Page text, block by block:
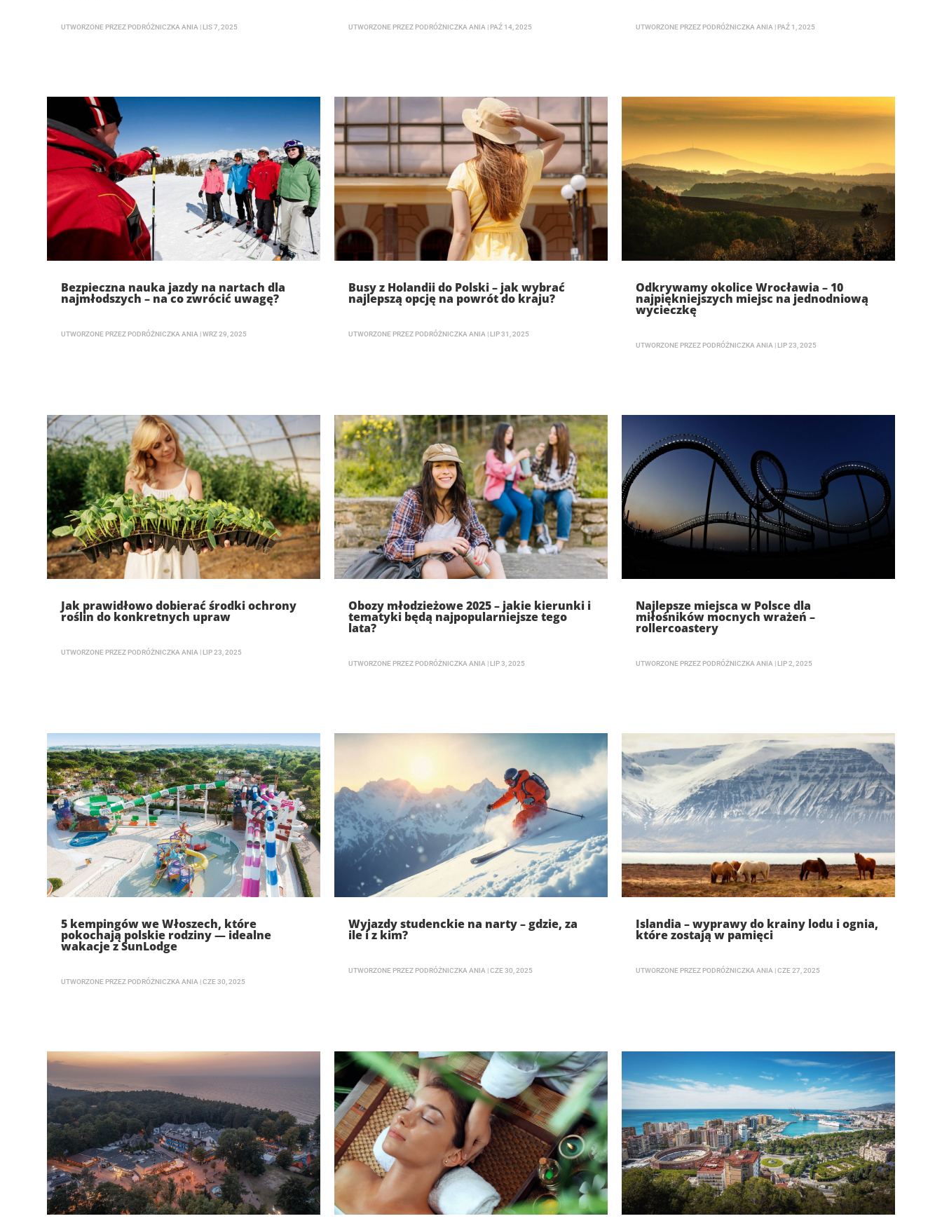
UTWORZONE PRZEZ PODRÓŻNICZKA ANIA | LIS 7, 2025 UTWORZONE PRZEZ PODRÓŻNICZKA ANIA | PAŹ 14, 2025 UTWORZONE PRZEZ PODRÓŻNICZKA ANIA | PAŹ 1, 2025
Bezpieczna nauka jazdy na nartach dla
najmłodszych – na co zwrócić uwagę?
UTWORZONE PRZEZ PODRÓŻNICZKA ANIA |WRZ 29, 2025
Busy z Holandii do Polski – jak wybrać
najlepszą opcję na powrót do kraju?
UTWORZONE PRZEZ PODRÓŻNICZKA ANIA | LIP 31, 2025
Odkrywamy okolice Wrocławia – 10
najpiękniejszych miejsc na jednodniową
wycieczkę
UTWORZONE PRZEZ PODRÓŻNICZKA ANIA | LIP 23, 2025
Jak prawidłowo dobierać środki ochrony
roślin do konkretnych upraw
UTWORZONE PRZEZ PODRÓŻNICZKA ANIA | LIP 23, 2025
Obozy młodzieżowe 2025 – jakie kierunki i
tematyki będą najpopularniejsze tego
lata?
UTWORZONE PRZEZ PODRÓŻNICZKA ANIA | LIP 3, 2025
Najlepsze miejsca w Polsce dla
miłośników mocnych wrażeń –
rollercoastery
UTWORZONE PRZEZ PODRÓŻNICZKA ANIA | LIP 2, 2025
5 kempingów we Włoszech, które
pokochają polskie rodziny — idealne
wakacje z SunLodge
UTWORZONE PRZEZ PODRÓŻNICZKA ANIA |CZE 30, 2025
Wyjazdy studenckie na narty – gdzie, za
ile i z kim?
UTWORZONE PRZEZ PODRÓŻNICZKA ANIA |CZE 30, 2025
Islandia – wyprawy do krainy lodu i ognia,
które zostają w pamięci
UTWORZONE PRZEZ PODRÓŻNICZKA ANIA |CZE 27, 2025